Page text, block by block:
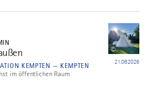
KEMPTEN — KEMPTEN 21.08.2026
©
im öffentlichen Raum